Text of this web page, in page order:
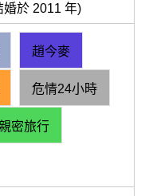
婚於 2011 年)
趙今麥
危情24小時
密旅行